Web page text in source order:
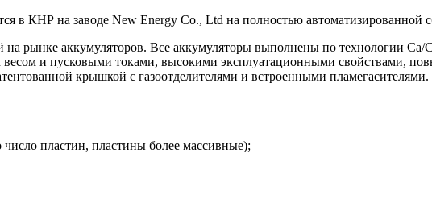
в КНР на заводе New Energy Co., Ltd на полностью
рынке аккумуляторов. Все аккумуляторы выполнены по технологии Са/
и пусковыми токами, высокими эксплуатационными свойствами,
крышкой с газоотделителями и встроенными пламегасителями.
пластин, пластины более массивные);